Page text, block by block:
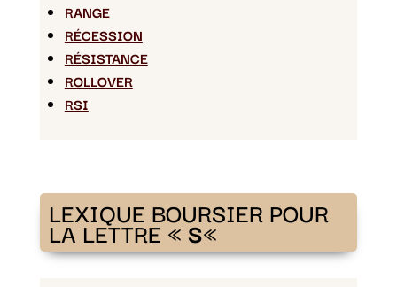
RANGE
RÉCESSION
RÉSISTANCE
ROLLOVER
RSI
LEXIQUE BOURSIER POUR
LA LETTRE «S«